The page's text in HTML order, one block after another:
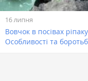
16 липня
Вовчок в посівах
Особливості та